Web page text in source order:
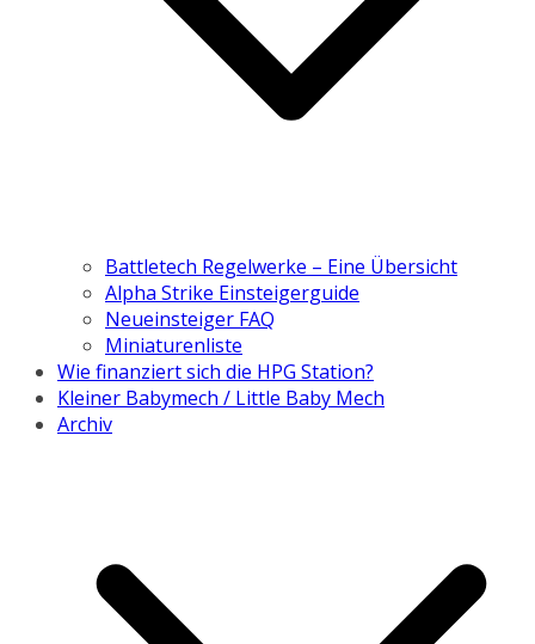
Battletech Regelwerke – Eine Übersicht
Alpha Strike Einsteigerguide
Neueinsteiger FAQ
Miniaturenliste
Wie finanziert sich die HPG Station?
Kleiner Babymech / Little Baby Mech
Archiv